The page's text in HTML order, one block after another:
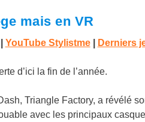
mais en VR
YouTube Stylistme Derniers
d’ici la fin de l’année.
Triangle Factory, a révélé
avec les principaux